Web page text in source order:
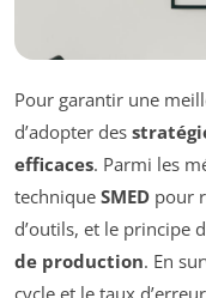
Pour garantir une
d’adopter des
efficaces. Parmi les
technique SMED pour
d’outils, et le principe
de production. En
cycle et le taux